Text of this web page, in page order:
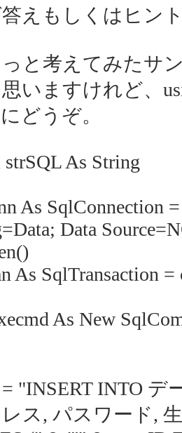
えもしくはヒン
と考えてみたサ
いますけれど、
どうぞ。
As String
As SqlConnection
Data
As SqlTransaction
As New
= "INSERT INTO
ス, パスワード,